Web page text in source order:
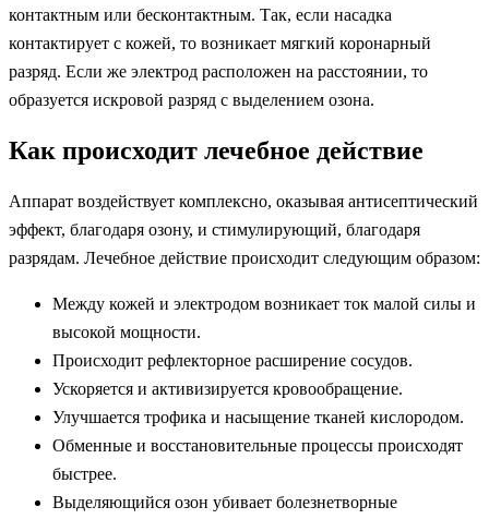
контактным или бесконтактным. Так, если насадка
контактирует с кожей, то возникает мягкий коронарный
разряд. Если же электрод расположен на расстоянии, то
образуется искровой разряд с выделением озона.
Как происходит лечебное действие
Аппарат воздействует комплексно, оказывая антисептический
эффект, благодаря озону, и стимулирующий, благодаря
разрядам. Лечебное действие происходит следующим образом:
Между кожей и электродом возникает ток малой силы и
высокой мощности.
Происходит рефлекторное расширение сосудов.
Ускоряется и активизируется кровообращение.
Улучшается трофика и насыщение тканей кислородом.
Обменные и восстановительные процессы происходят
быстрее.
Выделяющийся озон убивает болезнетворные